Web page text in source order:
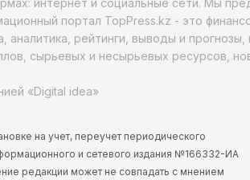
портал TopPress.kz - это
аналитика, рейтинги, выводы и
сырьевых и несырьевых ресурсов,
«Digital idea»
на учет, переучет периодического
и сетевого издания №166332-ИА
редакции может не совпадать с мнением